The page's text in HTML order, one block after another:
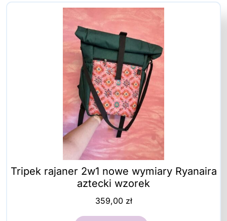
Tripek rajaner 2w1 nowe wymiary Ryanaira
aztecki wzorek
359,00 zł